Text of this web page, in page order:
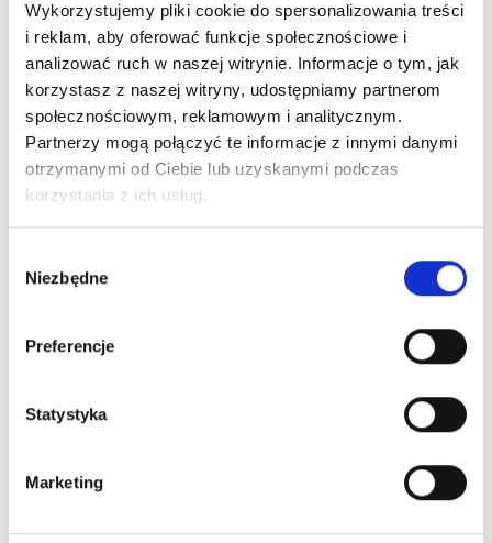
Wykorzystujemy pliki cookie do spersonalizowania treści
i reklam, aby oferować funkcje społecznościowe i
analizować ruch w naszej witrynie. Informacje o tym, jak
korzystasz z naszej witryny, udostępniamy partnerom
społecznościowym, reklamowym i analitycznym.
Partnerzy mogą połączyć te informacje z innymi danymi
otrzymanymi od Ciebie lub uzyskanymi podczas
korzystania z ich usług.
zgody
Niezbędne
Preferencje
Statystyka
Marketing